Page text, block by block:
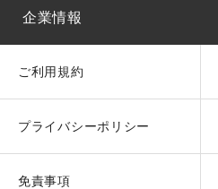
企業情報
ご利用規約
プライバシーポリシー
免責事項